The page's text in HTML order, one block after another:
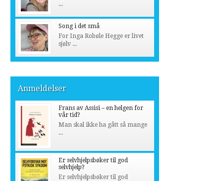
...
Song i det små
For Inga Robøle Hegge er livet
sjølv ...
Anmeldelser
Frans av Assisi – en helgen for
vår tid?
Man skal ikke ha gått så mange
...
Er selvhjelpsbøker til god
selvhjelp?
Er selvhjelpsbøker til god